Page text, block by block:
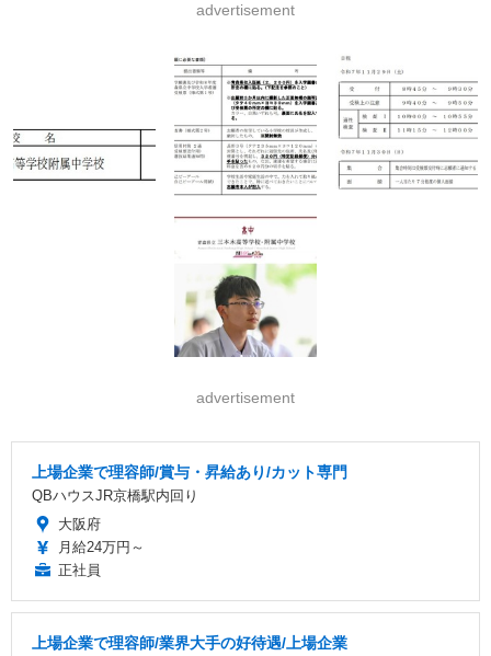
advertisement
advertisement
上場企業で理容師/賞与・昇給あり/カット専門
QBハウスJR京橋駅内回り
大阪府
月給24万円～
正社員
上場企業で理容師/業界大手の好待遇/上場企業